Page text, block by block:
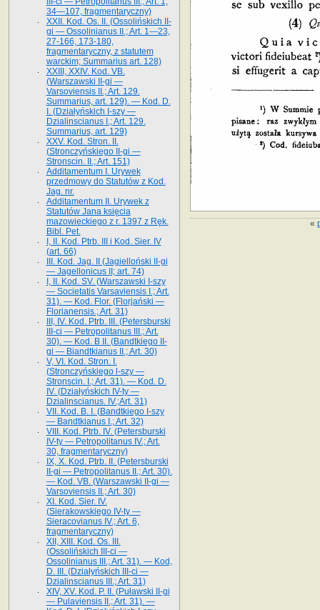
«
34—107, fragmentaryczny)
XXII. Kod. Os. II. (Ossolińskich II-
gi — Ossolinianus II.; Art. 1—23,
27-166, 173-180,
fragmentaryczny, z statutem
warckim; Summarius art. 128)
XXIII, XXIV. Kod. VB.
(Warszawski II-gi —
Varsoviensis II.; Art. 129.
Summarius, art. 129). — Kod. D.
I. (Działyńskich I-szy —
Dzialinscianus I.; Art. 129.
Summarius, art. 129)
XXV. Kod. Stron. II.
(Stronczyńskiego II-gi —
Stronscin. II.; Art. 151)
Additamentum I. Urywek
przedmowy do Statutów z Kod.
Jag. nr.
Additamentum II. Urywek z
Statutów Jana księcia
mazowieckiego z r. 1397 z Ręk.
Bibl. Pet.
I, II. Kod. Ptrb. III i Kod. Sier. IV
(art. 66)
III. Kod. Jag. II (Jagielloński II-gi
— Jagellonicus II; art. 74)
I, II. Kod. SV. (Warszawski I-szy
— Societatis Varsaviensis I.; Art.
31). — Kod. Flor. (Florjański —
Florianensis.; Art. 31)
III, IV. Kod. Ptrb. III. (Petersburski
III-ci — Petropolitanus III.; Art.
30). — Kod. B II. (Bandtkiego II-
gi — Biandtkianus II.; Art. 30)
V, VI. Kod. Stron. I.
(Stronczyńskiego l-szy —
Stronscin. I.; Art. 31). — Kod. D.
IV. (Działyńskich IV-ty —
Dzialinscianus. IV.;Art. 31)
VII. Kod. B. I. (Bandtkiego I-szy
— Bandtkianus I.; Art. 32)
VIII. Kod. Ptrb. IV. (Petersburski
IV-ty — Petropolitanus IV.; Art.
30, fragmentaryczny)
IX, X. Kod. Ptrb. II. (Petersburski
II-gi — Petropolitanus II.; Art. 30).
— Kod. VB. (Warszawski II-gi —
Varsoviensis II.; Art. 30)
XI. Kod. Sier. IV.
(Sierakowskiego IV-ty —
Sieracovianus IV.; Art. 6,
fragmentaryczny)
XII, XIII. Kod. Os. III.
(Ossolińskich III-ci —
Ossolinianus III.; Art. 31). — Kod,
D. III. (Działyńskich III-ci —
Dzialinscianus III.; Art. 31)
XIV, XV. Kod. P. II. (Puławski II-gi
— Pulaviensis II.; Art. 31). —